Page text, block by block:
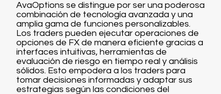
AvaOptions se distingue por ser una poderosa
combinación de tecnología avanzada y una
amplia gama de funciones personalizables.
Los traders pueden ejecutar operaciones de
opciones de FX de manera eficiente gracias a
interfaces intuitivas, herramientas de
evaluación de riesgo en tiempo real y análisis
sólidos. Esto empodera a los traders para
tomar decisiones informadas y adaptar sus
estrategias según las condiciones del